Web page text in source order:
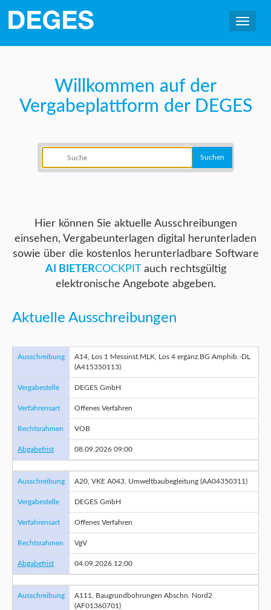
Willkommen auf der
Vergabeplattform der DEGES
Hier können Sie aktuelle Ausschreibungen
einsehen, Vergabeunterlagen digital herunterladen
sowie über die kostenlos herunterladbare Software
AI BIETERCOCKPITauch rechtsgültig
elektronische Angebote abgeben.
Aktuelle Ausschreibungen
Ausschreibung
A14, Los 1 Messinst.MLK, Los 4 ergänz.BG Amphib.-DL
(A415350113)
Vergabestelle DEGES GmbH
Verfahrensart Offenes Verfahren
Rechtsrahmen VOB
Abgabefrist 08.09.2026 09:00
Ausschreibung A20, VKE A043, Umweltbaubegleitung (AA04350311)
Vergabestelle DEGES GmbH
Verfahrensart Offenes Verfahren
Rechtsrahmen VgV
Abgabefrist 04.09.2026 12:00
Ausschreibung
A111, Baugrundbohrungen Abschn. Nord2
(AF01360701)